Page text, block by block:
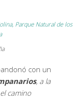
con un
, a la
camino